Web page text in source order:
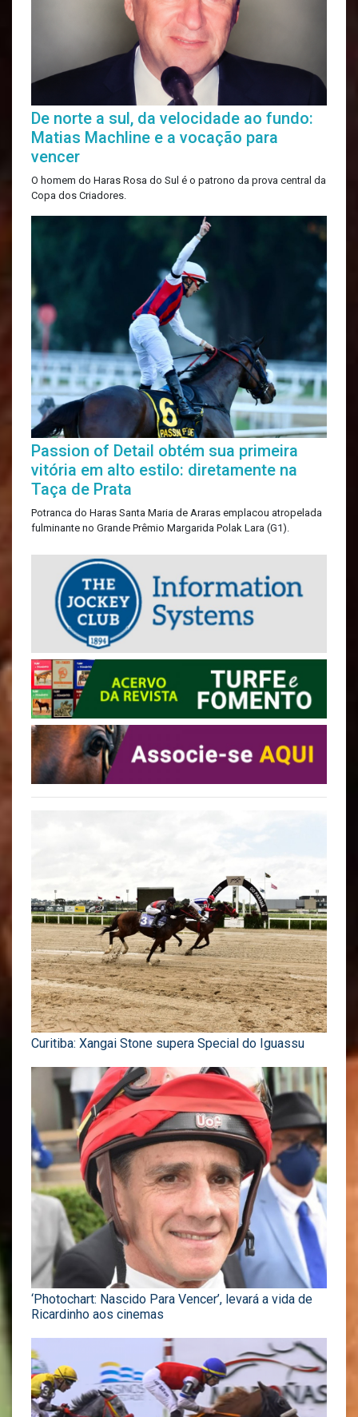
De norte a sul, da velocidade ao fundo:
Matias Machline e a vocação para
vencer
O homem do Haras Rosa do Sul é o patrono da prova central da
Copa dos Criadores.
Passion of Detail obtém sua primeira
vitória em alto estilo: diretamente na
Taça de Prata
Potranca do Haras Santa Maria de Araras emplacou atropelada
fulminante no Grande Prêmio Margarida Polak Lara (G1).
Curitiba: Xangai Stone supera Special do Iguassu
‘Photochart: Nascido Para Vencer’, levará a vida de
Ricardinho aos cinemas